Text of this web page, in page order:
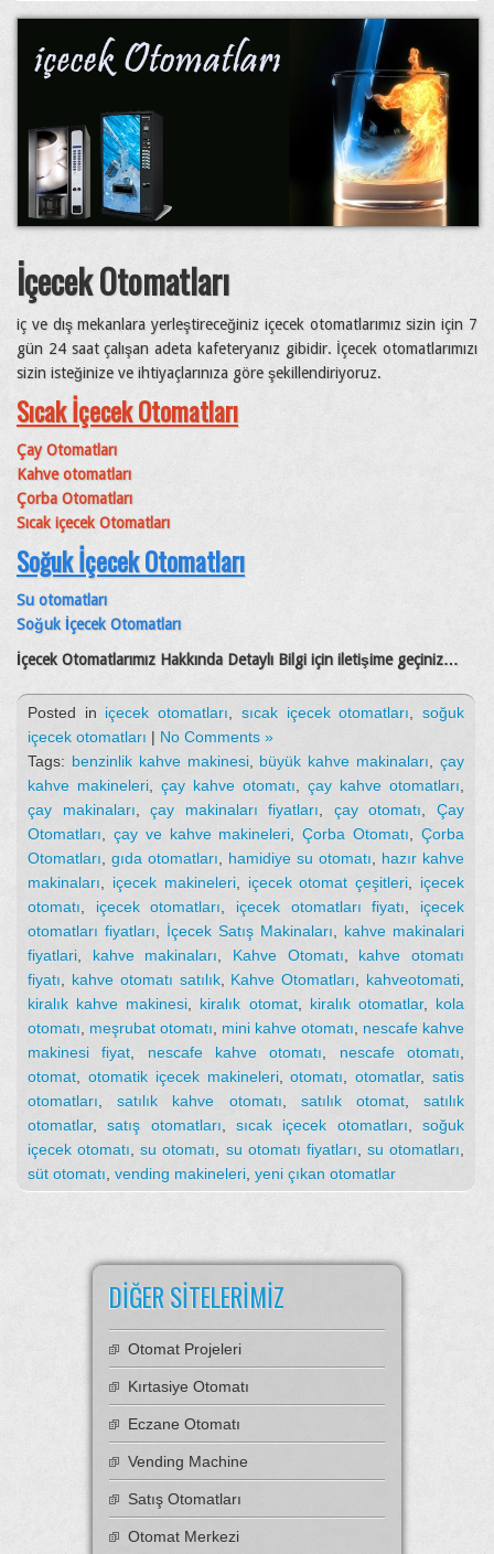
İçecek Otomatları
iç ve dış mekanlara yerleştireceğiniz içecek otomatlarımız sizin için 7
gün 24 saat çalışan adeta kafeteryanız gibidir. İçecek otomatlarımızı
sizin isteğinize ve ihtiyaçlarınıza göre şekillendiriyoruz.
Sıcak İçecek Otomatları
Çay Otomatları
Kahve otomatları
Çorba Otomatları
Sıcak içecek Otomatları
Soğuk İçecek Otomatları
Su otomatları
Soğuk İçecek Otomatları
İçecek Otomatlarımız Hakkında Detaylı Bilgi için iletişime geçiniz…
Posted in içecek otomatları sıcak içecek otomatları ,soğuk
içecek otomatları | No Comments »
Tags: benzinlik kahve makinesi, büyük kahve makinaları ,çay
kahve makineleri
çay kahve otomatı çay kahve otomatları
çay makinaları ,çay makinaları fiyatları çay otomatı ,Çay
Otomatları
çay ve kahve makineleri ,Çorba Otomatı ,Çorba
Otomatları
gıda otomatları hamidiye su otomatı
hazır kahve
makinaları
içecek makineleri, içecek otomat çeşitleri
içecek
otomatı
içecek otomatları içecek otomatları fiyatı
içecek
otomatları fiyatları
İçecek Satış Makinaları
kahve makinalari
fiyatlari
kahve makinaları Kahve Otomatı
kahve otomatı
fiyatı
kahve otomatı satılık, Kahve Otomatları kahveotomati
kiralık kahve makinesi
kiralık otomat, kiralık otomatlar, kola
otomatı
meşrubat otomatı mini kahve otomatı
nescafe kahve
makinesi fiyat
nescafe kahve otomatı nescafe otomatı
otomat
otomatik içecek makineleri,otomatı ,otomatlar,satis
otomatları ,satılık kahve otomatı satılık otomat,satılık
otomatlar,satış otomatları ,sıcak içecek otomatları ,soğuk
içecek otomatı ,su otomatı su otomatı fiyatları su otomatları
süt otomatı vending makineleri yeni çıkan otomatlar
DIĞER SITELERIMIZ
Otomat Projeleri
Kırtasiye Otomatı
Eczane Otomatı
Vending Machine
Satış Otomatları
Otomat Merkezi